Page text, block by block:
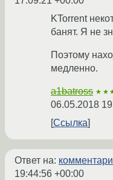
KTorrent
банят. Я не
Поэтому
медленно.
a1batross
06.05.2018
Ссылка
Ответ на:
19:44:56 +00:00